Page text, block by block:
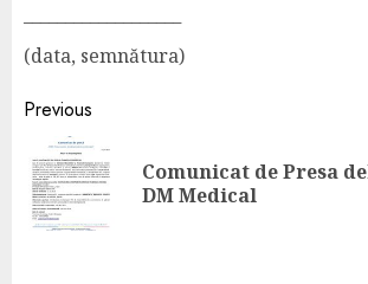
(data, semnătura)
Previous
Comunicat de Presa
DM Medical